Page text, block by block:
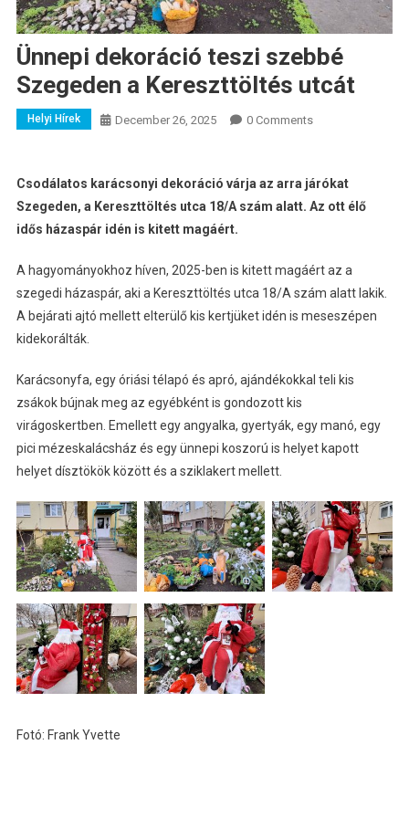
Ünnepi dekoráció teszi szebbé
Szegeden a Kereszttöltés utcát
Helyi Hírek December 26, 2025 0 Comments
Csodálatos karácsonyi dekoráció várja az arra járókat
Szegeden, a Kereszttöltés utca 18/A szám alatt. Az ott élő
idős házaspár idén is kitett magáért.
A hagyományokhoz híven, 2025-ben is kitett magáért az a
szegedi házaspár, aki a Kereszttöltés utca 18/A szám alatt lakik.
A bejárati ajtó mellett elterülő kis kertjüket idén is meseszépen
kidekorálták.
Karácsonyfa, egy óriási télapó és apró, ajándékokkal teli kis
zsákok bújnak meg az egyébként is gondozott kis
virágoskertben. Emellett egy angyalka, gyertyák, egy manó, egy
pici mézeskalácsház és egy ünnepi koszorú is helyet kapott
helyet dísztökök között és a sziklakert mellett.
Fotó: Frank Yvette